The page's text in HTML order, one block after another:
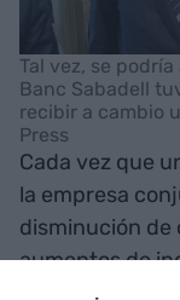
Tal vez, se
Banc Sabadell
recibir a cambio
Press
Cada vez que
la empresa
disminución de
aumentos de
cómo se las